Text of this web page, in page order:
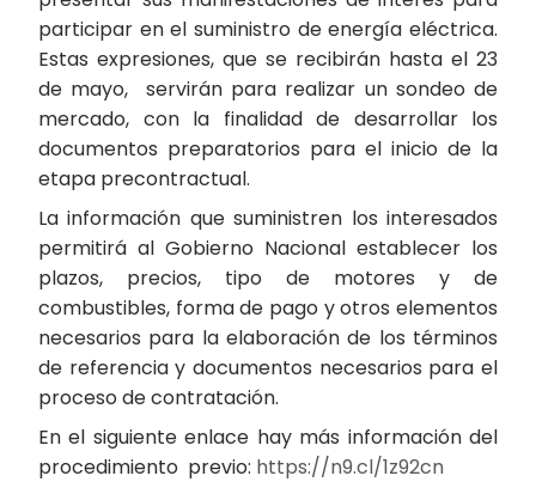
participar en el suministro de energía eléctrica.
Estas expresiones, que se recibirán hasta el 23
de mayo, servirán para realizar un sondeo de
mercado, con la finalidad de desarrollar los
documentos preparatorios para el inicio de la
etapa precontractual.
La información que suministren los interesados
permitirá al Gobierno Nacional establecer los
plazos, precios, tipo de motores y de
combustibles, forma de pago y otros elementos
necesarios para la elaboración de los términos
de referencia y documentos necesarios para el
proceso de contratación.
En el siguiente enlace hay más información del
procedimiento previo: https://n9.cl/1z92cn